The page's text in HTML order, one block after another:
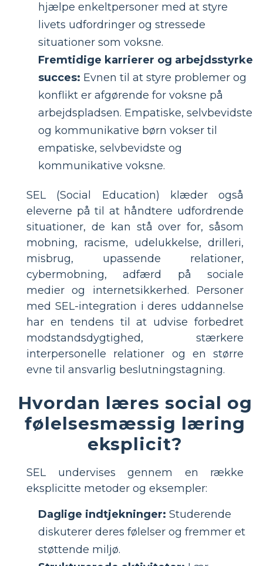
hjælpe enkeltpersoner med at styre
livets udfordringer og stressede
situationer som voksne.
Fremtidige karrierer og arbejdsstyrke
succes: Evnen til at styre problemer og
konflikt er afgørende for voksne på
arbejdspladsen. Empatiske, selvbevidste
og kommunikative børn vokser til
empatiske, selvbevidste og
kommunikative voksne.
SEL (Social Education) klæder også
eleverne på til at håndtere udfordrende
situationer, de kan stå over for, såsom
mobning, racisme, udelukkelse, drilleri,
misbrug, upassende relationer,
cybermobning, adfærd på sociale
medier og internetsikkerhed. Personer
med SEL-integration i deres uddannelse
har en tendens til at udvise forbedret
modstandsdygtighed, stærkere
interpersonelle relationer og en større
evne til ansvarlig beslutningstagning.
Hvordan læres social og
følelsesmæssig læring
eksplicit?
SEL undervises gennem en række
eksplicitte metoder og eksempler:
Daglige indtjekninger: Studerende
diskuterer deres følelser og fremmer et
støttende miljø.